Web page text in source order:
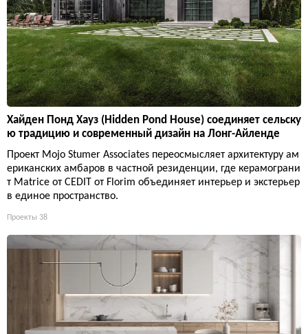
Хайден Понд Хауз (Hidden Pond House) соединяет сельску
ю традицию и современный дизайн на Лонг-Айленде
Проект Mojo Stumer Associates переосмысляет архитектуру ам
ериканских амбаров в частной резиденции, где керамограни
т Matrice от CEDIT от Florim объединяет интерьер и экстерьер
в единое пространство.
Проекты 38